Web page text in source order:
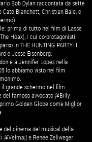
Bob Dylan raccontata da sette
Blanchett, Christian Bale, e
prima di tutto nel film di Lasse
Hoax), i cui co-protagonisti
in THE HUNTING PARTY- I
e Jesse Eisenberg.
e a Jennifer Lopez nella
lo abbiamo visto nel film
grande schermo nel film
del famoso avvocato ¡¥Billy
Golden Globe come Miglior
del cinema del musical della
e Renee Zellweger